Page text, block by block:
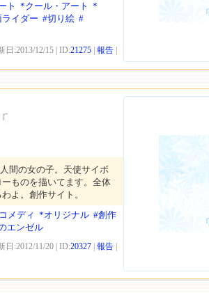
ト *クール・アート *
イダー #切り絵 #
日:2013/12/15 | ID:21275 報告
間の女の子。天使サイボ
ものを描いてます。全体
よ。創作サイト。
メディ *オリジナル #創作
エンゼル
日:2012/11/20 | ID:20327 報告